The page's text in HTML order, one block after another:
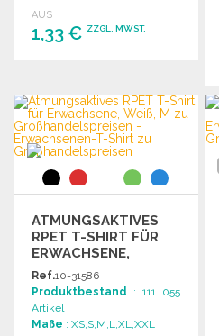
AUS
1,33 € ZZGL. MWST.
Angebot anfordern
ATMUNGSAKTIVES
RPET T-SHIRT FÜR
ERWACHSENE,
WEISS, M ZU G
ROSSHANDELSPREISEN
Ref.10-31586
Produktbestand : 111 055
Artikel
Maße : XS,S,M,L,XL,XXL